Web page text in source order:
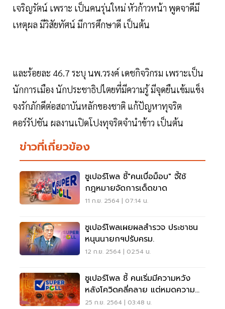
เจริญรัตน์ เพราะ เป็นคนรุ่นใหม่ หัวก้าวหน้า พูดจาดีมี
เหตุผล มีวิสัยทัศน์ มีการศึกษาดี เป็นต้น
และร้อยละ 46.7 ระบุ นพ.วรงค์ เดชกิจวิกรม เพราะเป็น
นักการเมือง นักประชาธิปไตยที่มีความรู้ มีจุดยืนเข้มแข็ง
จงรักภักดีต่อสถาบันหลักของชาติ แก้ปัญหาทุจริต
คอร์รัปชัน ผลงานเปิดโปงทุจริตจำนำข้าว เป็นต้น
ข่าวที่เกี่ยวข้อง
ซูเปอร์โพล ชี้"คนเบื่อม็อบ" จี้ใช้
กฎหมายจัดการเด็ดขาด
11 ก.ย. 2564 | 07:14 น.
ซูเปอร์โพลเผยผลสำรวจ ประชาชน
หนุนนายกฯปรับครม.
12 ก.ย. 2564 | 02:54 น.
ซูเปอร์โพล ชี้ คนเริ่มมีความหวัง
หลังโควิดคลี่คลาย แต่หมดความ
อดทนกับม็อบ
25 ก.ย. 2564 | 03:48 น.